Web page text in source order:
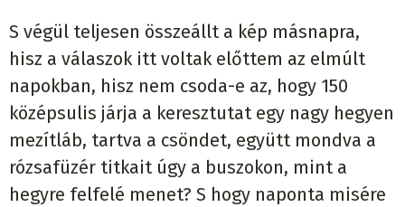
S végül teljesen összeállt a kép másnapra,
hisz a válaszok itt voltak előttem az elmúlt
napokban, hisz nem csoda-e az, hogy 150
középsulis járja a keresztutat egy nagy hegyen
mezítláb, tartva a csöndet, együtt mondva a
rózsafüzér titkait úgy a buszokon, mint a
hegyre felfelé menet? S hogy naponta misére